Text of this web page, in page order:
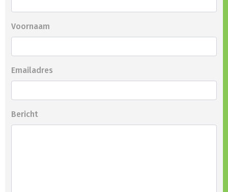
Voornaam
Emailadres
Bericht